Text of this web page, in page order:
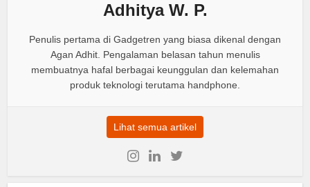
Adhitya W. P.
Penulis pertama di Gadgetren yang biasa dikenal dengan
Agan Adhit. Pengalaman belasan tahun menulis
membuatnya hafal berbagai keunggulan dan kelemahan
produk teknologi terutama handphone.
Lihat semua artikel